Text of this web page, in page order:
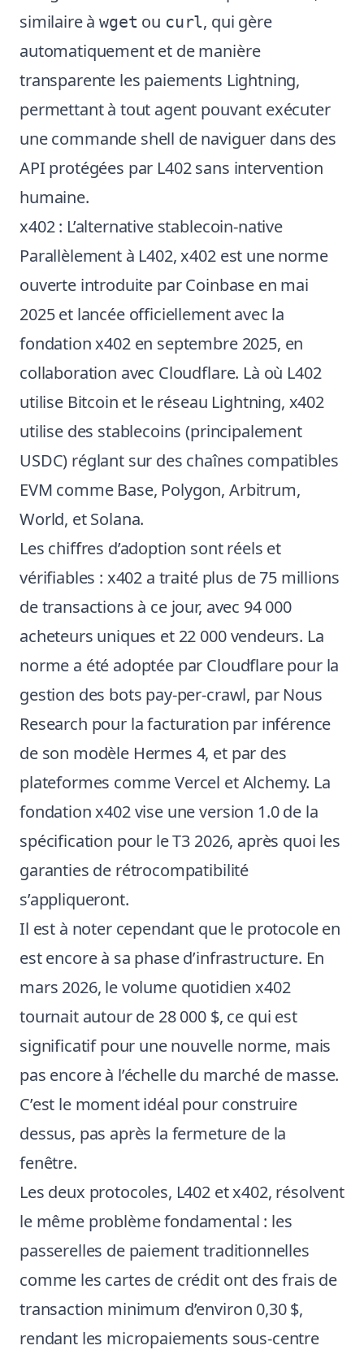
similaire àwget ou curl, qui gère
automatiquement et de manière
transparente les paiements Lightning,
permettant à tout agent pouvant exécuter
une commande shell de naviguer dans des
API protégées par L402 sans intervention
humaine.
x402 : L’alternative stablecoin-native
Parallèlement à L402, x402 est une norme
ouverte introduite par Coinbase en mai
2025 et lancée officiellement avec la
fondation x402 en septembre 2025, en
collaboration avec Cloudflare. Là où L402
utilise Bitcoin et le réseau Lightning, x402
utilise des stablecoins (principalement
USDC) réglant sur des chaînes compatibles
EVM comme Base, Polygon, Arbitrum,
World, et Solana.
Les chiffres d’adoption sont réels et
vérifiables : x402 a traité plus de 75 millions
de transactions à ce jour, avec 94 000
acheteurs uniques et 22 000 vendeurs. La
norme a été adoptée par Cloudflare pour la
gestion des bots pay-per-crawl, par Nous
Research pour la facturation par inférence
de son modèle Hermes 4, et par des
plateformes comme Vercel et Alchemy. La
fondation x402 vise une version 1.0 de la
spécification pour le T3 2026, après quoi les
garanties de rétrocompatibilité
s’appliqueront.
Il est à noter cependant que le protocole en
est encore à sa phase d’infrastructure. En
mars 2026, le volume quotidien x402
tournait autour de 28 000 $, ce qui est
significatif pour une nouvelle norme, mais
pas encore à l’échelle du marché de masse.
C’est le moment idéal pour construire
dessus, pas après la fermeture de la
fenêtre.
Les deux protocoles, L402 et x402, résolvent
le même problème fondamental : les
passerelles de paiement traditionnelles
comme les cartes de crédit ont des frais de
transaction minimum d’environ 0,30 $,
rendant les micropaiements sous-centre